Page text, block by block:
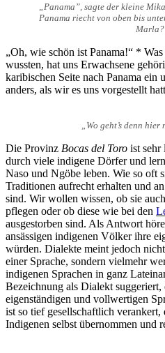
„Panama”, sagte der kleine
Panama riecht von oben bis
„Oh, wie schön ist Panama!“ *
wussten, hat uns Erwachsene
karibischen Seite nach Panama ein
anders, als wir es uns vorgestellt
„Wo geht’s denn
Die Provinz Bocas del Toro ist sehr
durch viele indigene Dörfer und
Naso und Ngöbe leben. Wie so oft
Traditionen aufrecht erhalten und
sind. Wir wollen wissen, ob sie
pflegen oder ob diese wie bei den
ausgestorben sind. Als Antwort
ansässigen indigenen Völker ihre
würden. Dialekte meint jedoch
einer Sprache, sondern vielmehr
indigenen Sprachen in ganz
Bezeichnung als Dialekt suggeriert,
eigenständigen und vollwertigen
ist so tief gesellschaftlich verankert,
Indigenen selbst übernommen und